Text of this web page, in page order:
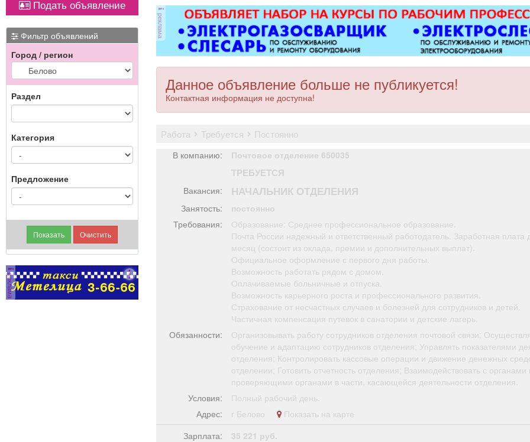
оборудованием,
имеется парковка, торг
уместен.
Вывоз мусора.
ковер»).
з/п от
разряда,
руб.
полный
Подать объявление
Фильтр объявлений
Город / регион
Раздел
Категория
Предложение
реклама
реклама
Данное объявление больше не публикуется!
Контактная информация не доступна!
работа требуется постоянно
В компанию: Почтовое отделение 650035
ТРЕБУЕТСЯ
Вакансия: НАЧАЛЬНИК ОТДЕЛЕНИЯ
Занятость:
постоянно
Требования:
Образование: Среднее профессиональное образование.
Почта России надежный и ответственный работодатель. Заработная плата
месяц (состоит из оклада, премии и дополнительных выплат).
Официальное оформление с первого дня работы.
Возможность работать рядом с домом.
Оплачиваемые больничные и отпуска.
Возможность карьерного роста и профессионального развития.
Страхование от несчастных случаев и болезней для сотрудников и детей.
Частичная компенсация путевок в санатории и детские лагерь.
Обязанности:
Организовывать работу сотрудников отделения почтовой связи;
обучение и адаптацию сотрудников отделения; Управлять показателями
отделения; Контролировать кассовые операции и движение денежных
отделении; Готовить отчетность отделения; Взаимодействовать с органами
проверяющими органами в части, касающейся деятельности отделения.
Условия:
Полный рабочий день.
Адрес:
г Белово
Показать на карте
Зарплата:
35 221 руб.